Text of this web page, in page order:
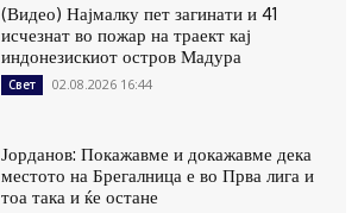
(Видео) Најмалку пет загинати и 41
исчезнат во пожар на траект кај
индонезискиот остров Мадура
Свет 02.08.2026 16:44
Јорданов: Покажавме и докажавме дека
местото на Брегалница е во Прва лига и
тоа така и ќе остане